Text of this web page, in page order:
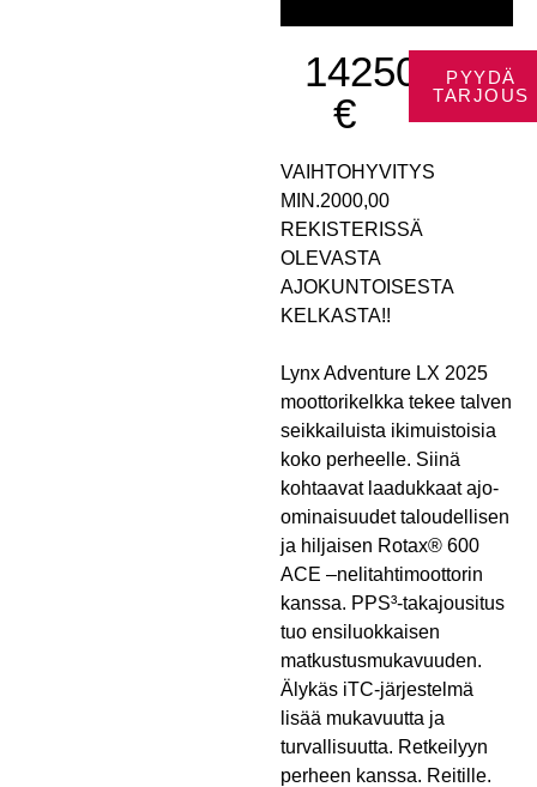
14250
€
PYYDÄ
TARJOUS
VAIHTOHYVITYS
MIN.2000,00
REKISTERISSÄ
OLEVASTA
AJOKUNTOISESTA
KELKASTA!!
Lynx Adventure LX 2025
moottorikelkka tekee talven
seikkailuista ikimuistoisia
koko perheelle. Siinä
kohtaavat laadukkaat ajo-
ominaisuudet taloudellisen
ja hiljaisen Rotax® 600
ACE –nelitahtimoottorin
kanssa. PPS³-takajousitus
tuo ensiluokkaisen
matkustusmukavuuden.
Älykäs iTC-järjestelmä
lisää mukavuutta ja
turvallisuutta. Retkeilyyn
perheen kanssa. Reitille.